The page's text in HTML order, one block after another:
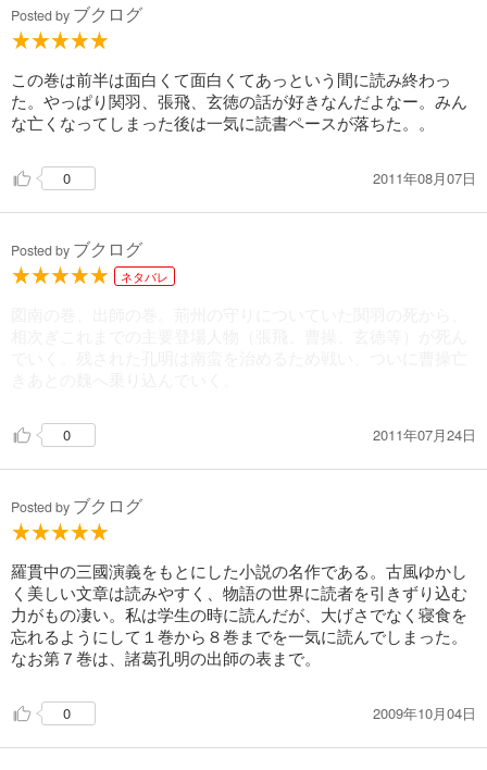
Posted by ブクログ
この巻は前半は面白くて面白くてあっという間に読み終わっ
た。やっぱり関羽、張飛、玄徳の話が好きなんだよなー。みん
な亡くなってしまった後は一気に読書ペースが落ちた。。
0 2011年08月07日
Posted by ブクログ
ネタバレ
0 2011年07月24日
Posted by ブクログ
羅貫中の三國演義をもとにした小説の名作である。古風ゆかし
く美しい文章は読みやすく、物語の世界に読者を引きずり込む
力がもの凄い。私は学生の時に読んだが、大げさでなく寝食を
忘れるようにして１巻から８巻までを一気に読んでしまった。
なお第７巻は、諸葛孔明の出師の表まで。
0 2009年10月04日